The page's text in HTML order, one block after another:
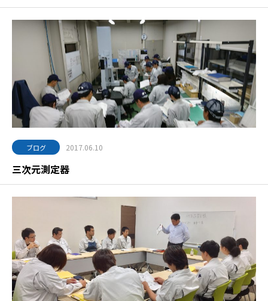
ブログ 2017.06.10
三次元測定器